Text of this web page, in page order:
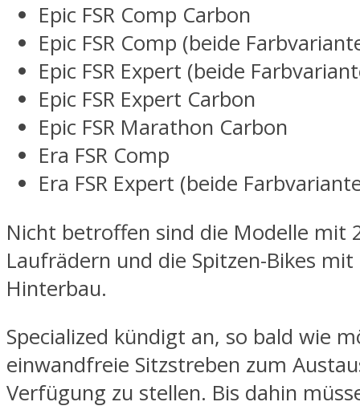
Epic FSR Comp Carbon
Epic FSR Comp (beide
Epic FSR Expert (beide
Epic FSR Expert Carbon
Epic FSR Marathon Carbon
Era FSR Comp
Era FSR Expert (beide
Nicht betroffen sind die Modelle mit
Laufrädern und die Spitzen-Bikes mit
Hinterbau.
Specialized kündigt an, so bald wie
einwandfreie Sitzstreben zum
Verfügung zu stellen. Bis dahin